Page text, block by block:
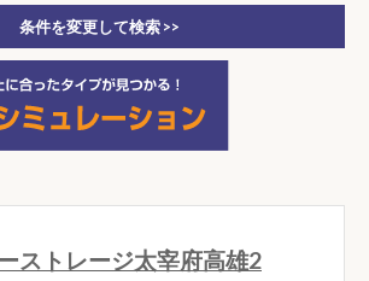
条件を変更して検索 >>
ストレージ太宰府高雄2